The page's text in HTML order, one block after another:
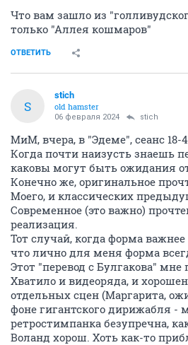
Что вам зашло из
только "Аллея кошмаров"
ОТВЕТИТЬ
S
stich
old hamster
06 февраля 2024 stich
МиМ, вчера, в "Эдеме", сеанс 18-
Когда почти наизусть знаешь
каковы могут быть ожидания
Конечно же, оригинальное
Моего, и классических
Современное (это важно)
реализация.
Тот случай, когда форма
что лично для меня форма
Этот "перевод с Булгакова" мне
Хватило и видеоряда, и
отдельных сцен (Маргарита,
фоне гигантского дирижабля
ретростимпанка безупречна,
Воланд хорош. Хоть как-то